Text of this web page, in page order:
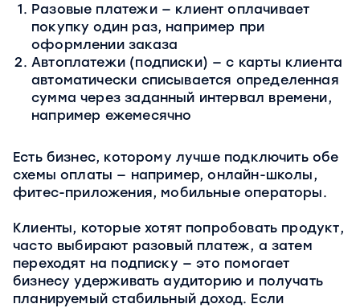
Разовые платежи — клиент оплачивает
покупку один раз, например при
оформлении заказа
Автоплатежи (подписки) — с карты клиента
автоматически списывается определенная
сумма через заданный интервал времени,
например ежемесячно
Есть бизнес, которому лучше подключить обе
схемы оплаты — например, онлайн-школы,
фитес-приложения, мобильные операторы.
Клиенты, которые хотят попробовать продукт,
часто выбирают разовый платеж, а затем
переходят на подписку — это помогает
бизнесу удерживать аудиторию и получать
планируемый стабильный доход. Если